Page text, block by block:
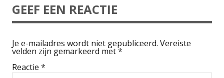
GEEF EEN REACTIE
Je e-mailadres wordt niet gepubliceerd. Vereiste
velden zijn gemarkeerd met*
Reactie *